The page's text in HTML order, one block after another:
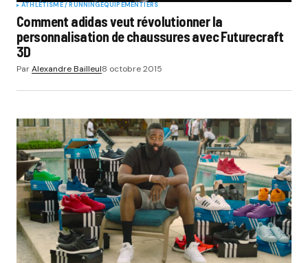
ATHLÉTISME / RUNNINGEQUIPEMENTIERS
Comment adidas veut révolutionner la
personnalisation de chaussures avec Futurecraft
3D
ParAlexandre Bailleul8 octobre 2015